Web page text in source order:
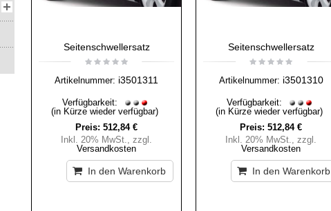
Seitenschwellersatz
Artikelnummer: i3501311
Verfügbarkeit:
(in Kürze wieder verfügbar)
Preis: 512,84 €
Inkl. 20% MwSt.,zzgl.
Versandkosten
In den Warenkorb
Seitenschwellersatz
Artikelnummer: i3501310
Verfügbarkeit:
(in Kürze wieder verfügbar)
Preis: 512,84 €
Inkl. 20% MwSt.,zzgl.
Versandkosten
In den Warenkorb